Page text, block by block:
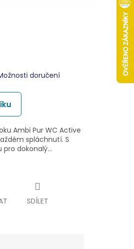
doručení
Ambi Pur WC Active
spláchnutí. S
dokonalý…
SDÍLET